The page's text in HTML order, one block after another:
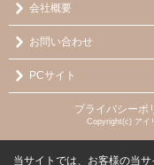
会社概要
お問い合わせ
PCサイト
プライバシーポ
Copyright(c) アイ
当サイトでは、お客様の当